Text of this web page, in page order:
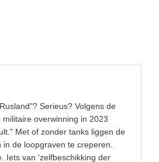
Serieus? Volgens de
overwinning in 2023
Met of zonder tanks liggen de
de loopgraven te creperen.
Iets van 'zelfbeschikking der